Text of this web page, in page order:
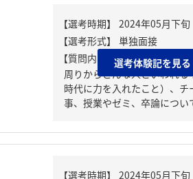
【質問内容・課題】
周りからどんな人といわれる
時代に力を入れたこと）、
事、授業やゼミ、卒論につい
選考体験記を見る